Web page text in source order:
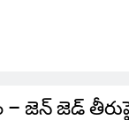
– జెన్ జెడ్